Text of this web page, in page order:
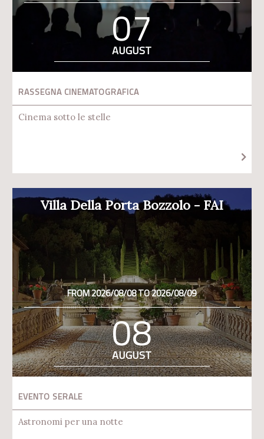
07
AUGUST
RASSEGNA CINEMATOGRAFICA
Cinema sotto le stelle
Villa Della Porta Bozzolo - FAI
FROM 2026/08/08 TO 2026/08/09
08
AUGUST
EVENTO SERALE
Astronomi per una notte